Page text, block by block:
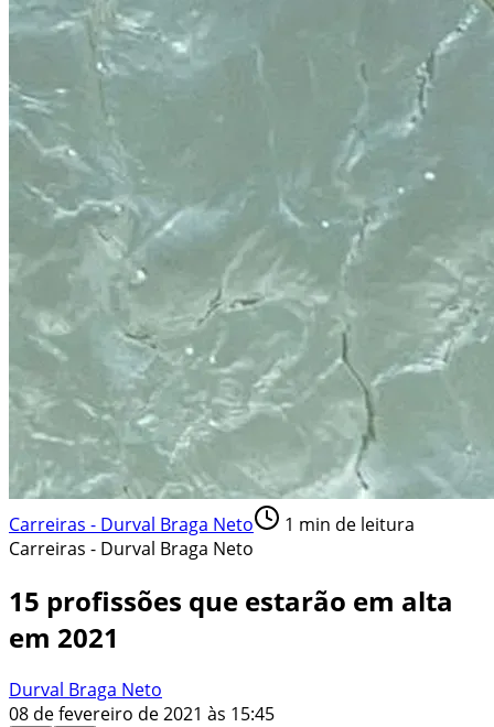
Carreiras - Durval Braga Neto 1 min de leitura
Carreiras - Durval Braga Neto
15 profissões que estarão em alta
em 2021
Durval Braga Neto
08 de fevereiro de 2021 às 15:45